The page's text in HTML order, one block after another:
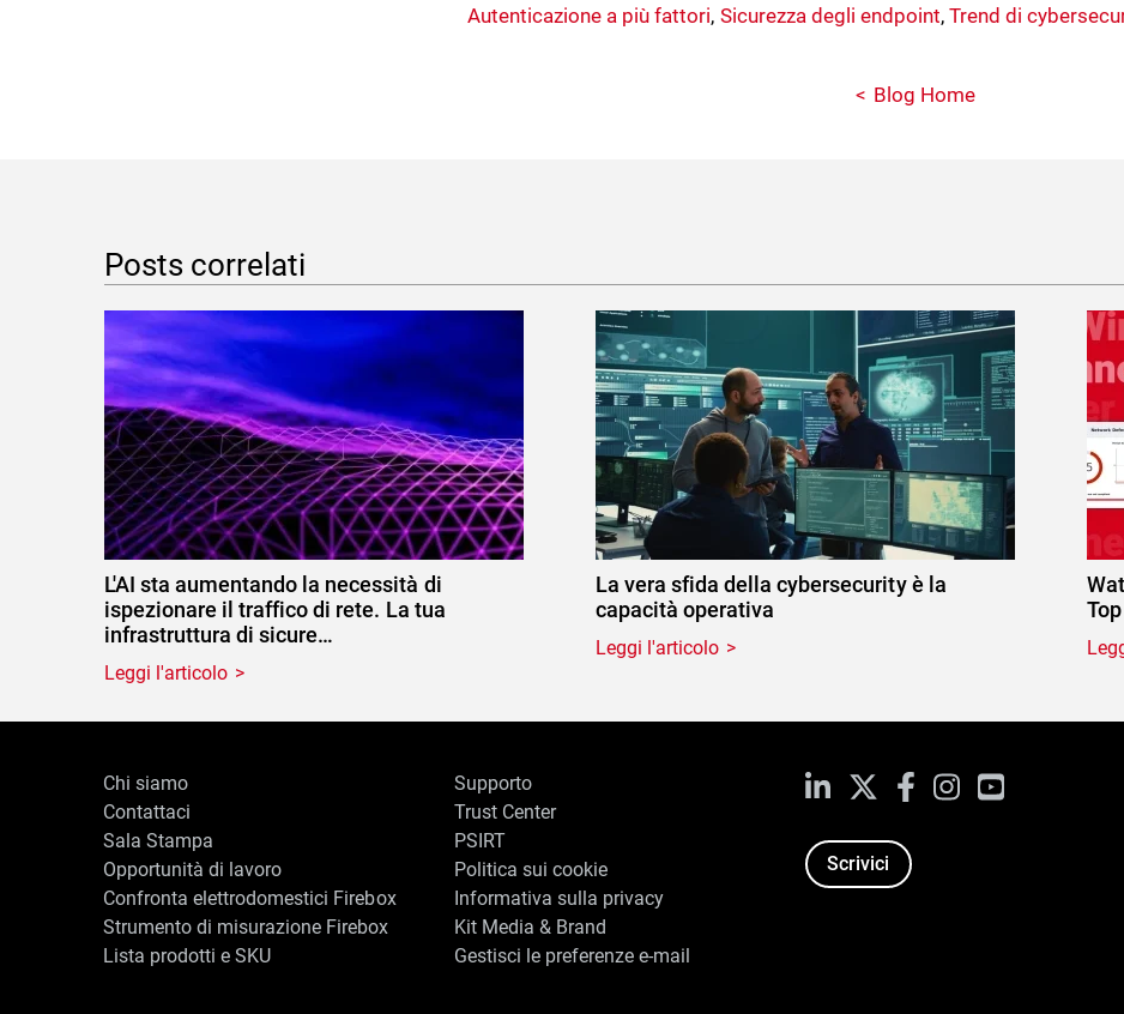
Autenticazione a più fattori, Sicurezza degli endpoint, Trend di
Blog Home
Posts correlati
L'AI sta aumentando la necessità di
ispezionare il traffico di rete. La tua
infrastruttura di sicure…
Leggi l'articolo
La vera sfida della cybersecurity è la
capacità operativa
Leggi l'articolo
Chi siamo
Contattaci
Sala Stampa
Opportunità di lavoro
Confronta elettrodomestici Firebox
Strumento di misurazione Firebox
Lista prodotti e SKU
Supporto
Trust Center
PSIRT
Politica sui cookie
Informativa sulla privacy
Kit Media & Brand
Gestisci le preferenze e-mail
LinkedIn Facebook
InstagramYouTube
Scrivici